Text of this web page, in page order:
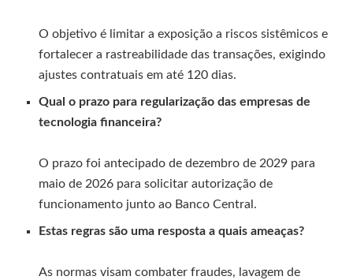
O objetivo é limitar a exposição a riscos sistêmicos e
fortalecer a rastreabilidade das transações, exigindo
ajustes contratuais em até 120 dias.
Qual o prazo para regularização das empresas de
tecnologia financeira?
O prazo foi antecipado de dezembro de 2029 para
maio de 2026 para solicitar autorização de
funcionamento junto ao Banco Central.
Estas regras são uma resposta a quais ameaças?
As normas visam combater fraudes, lavagem de